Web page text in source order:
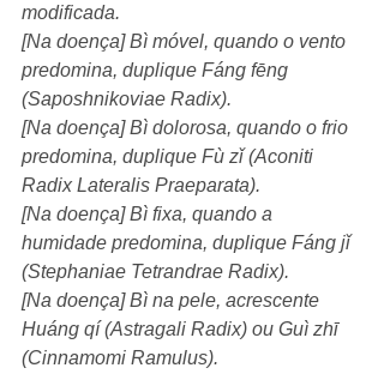
modificada.
[Na doença] Bì móvel, quando o vento
predomina, duplique Fáng fēng
(Saposhnikoviae Radix).
[Na doença] Bì dolorosa, quando o frio
predomina, duplique Fù zǐ (Aconiti
Radix Lateralis Praeparata).
[Na doença] Bì fixa, quando a
humidade predomina, duplique Fáng jǐ
(Stephaniae Tetrandrae Radix).
[Na doença] Bì na pele, acrescente
Huáng qí (Astragali Radix) ou Guì zhī
(Cinnamomi Ramulus).